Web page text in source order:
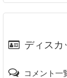
ディスカ
コメント一